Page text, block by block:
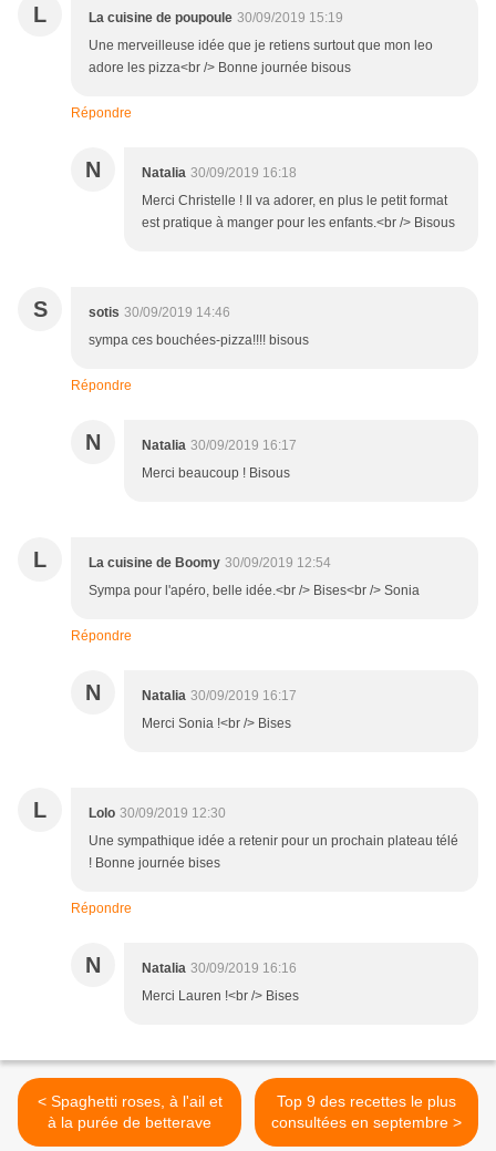
L La cuisine de poupoule 30/09/2019 15:19
Une merveilleuse idée que je retiens surtout que mon leo
adore les pizza<br /> Bonne journée bisous
Répondre
N Natalia 30/09/2019 16:18
Merci Christelle ! Il va adorer, en plus le petit format
est pratique à manger pour les enfants.<br /> Bisous
S sotis 30/09/2019 14:46
sympa ces bouchées-pizza!!!! bisous
Répondre
N Natalia 30/09/2019 16:17
Merci beaucoup ! Bisous
L La cuisine de Boomy 30/09/2019 12:54
Sympa pour l'apéro, belle idée.<br /> Bises<br /> Sonia
Répondre
N Natalia 30/09/2019 16:17
Merci Sonia !<br /> Bises
L Lolo 30/09/2019 12:30
Une sympathique idée a retenir pour un prochain plateau télé
! Bonne journée bises
Répondre
N Natalia 30/09/2019 16:16
Merci Lauren !<br /> Bises
< Spaghetti roses, à l'ail et
à la purée de betterave
Top 9 des recettes le plus
consultées en septembre >